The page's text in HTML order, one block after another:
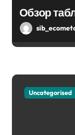
Обзор
Uncategorised